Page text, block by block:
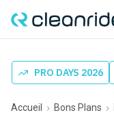
PRO DAYS 2026
Accueil Bons Plans